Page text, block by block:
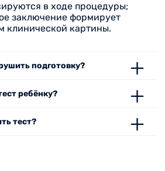
в ходе процедуры;
заключение формирует
клинической картины.
подготовку?
ребёнку?
тест?